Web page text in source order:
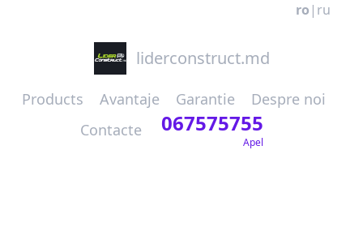
ro | ru
liderconstruct.md
Products Avantaje Garantie
Despre noi
Contacte
067575755
Apel